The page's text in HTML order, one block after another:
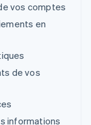
vos comptes
en
de vos
informations